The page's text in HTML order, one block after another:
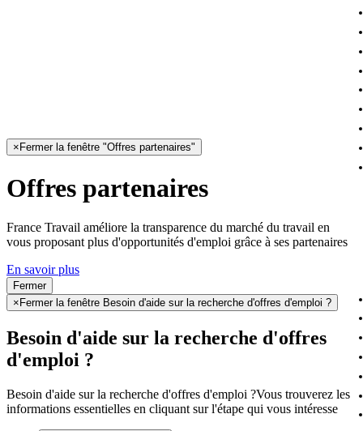
× Fermer la fenêtre "Offres partenaires"
Offres partenaires
France Travail améliore la transparence du marché du travail en
vous proposant plus d'opportunités d'emploi grâce à ses partenaires
En savoir plus
Fermer
× Fermer la fenêtre Besoin d'aide sur la recherche d'offres d'emploi ?
Besoin d'aide sur la recherche d'offres
d'emploi ?
Besoin d'aide sur la recherche d'offres d'emploi ?Vous trouverez les
informations essentielles en cliquant sur l'étape qui vous intéresse